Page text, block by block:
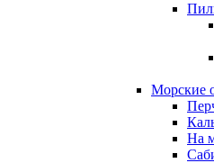
Морские
На